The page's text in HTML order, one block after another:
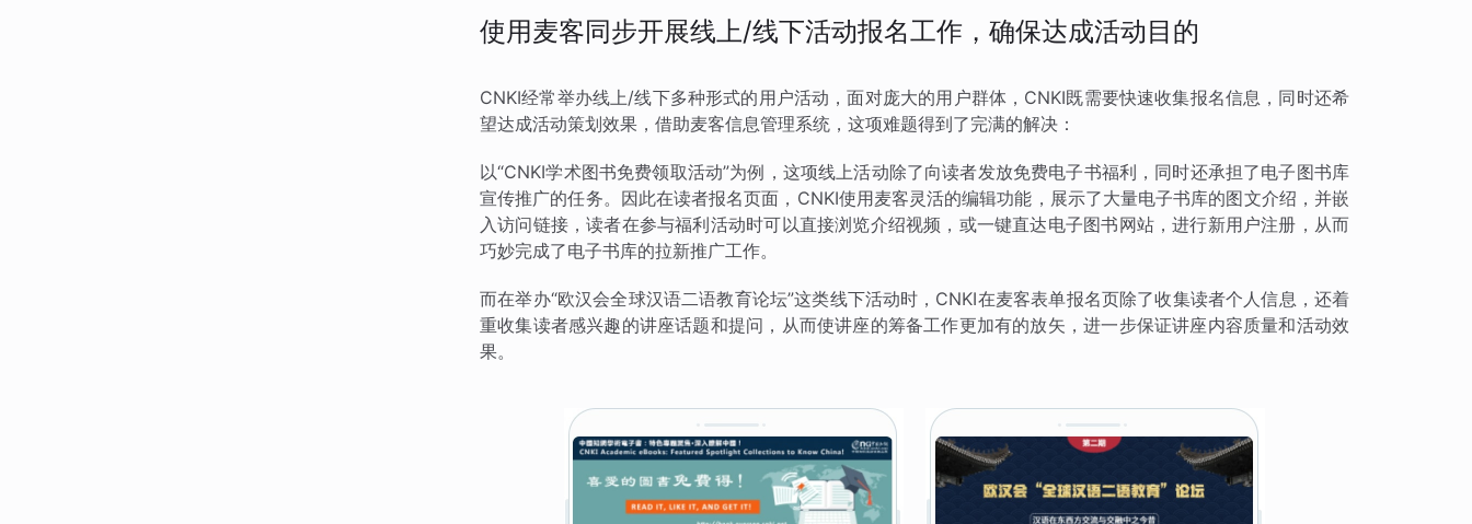
使用麦客同步开展线上/线下活动报名工作，确保达成活动目的
CNKI经常举办线上/线下多种形式的用户活动，面对庞大的用户群体，CNKI既需要快速收集报名信息，同时还希
望达成活动策划效果，借助麦客信息管理系统，这项难题得到了完满的解决：
以“CNKI学术图书免费领取活动”为例，这项线上活动除了向读者发放免费电子书福利，同时还承担了电子图书库
宣传推广的任务。因此在读者报名页面，CNKI使用麦客灵活的编辑功能，展示了大量电子书库的图文介绍，并嵌
入访问链接，读者在参与福利活动时可以直接浏览介绍视频，或一键直达电子图书网站，进行新用户注册，从而
巧妙完成了电子书库的拉新推广工作。
而在举办“欧汉会全球汉语二语教育论坛”这类线下活动时，CNKI在麦客表单报名页除了收集读者个人信息，还着
重收集读者感兴趣的讲座话题和提问，从而使讲座的筹备工作更加有的放矢，进一步保证讲座内容质量和活动效
果。